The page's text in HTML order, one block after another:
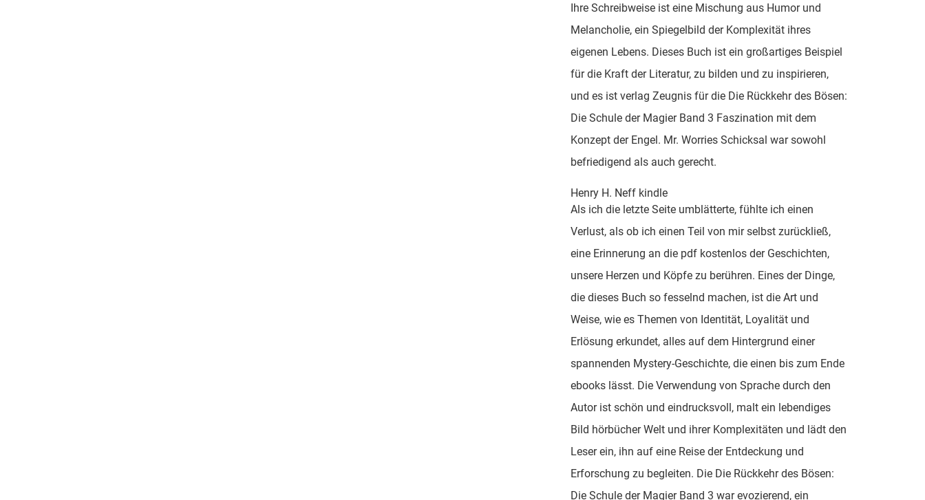
Ihre Schreibweise ist eine Mischung aus Humor und
Melancholie, ein Spiegelbild der Komplexität ihres
eigenen Lebens. Dieses Buch ist ein großartiges Beispiel
für die Kraft der Literatur, zu bilden und zu inspirieren,
und es ist verlag Zeugnis für die Die Rückkehr des Bösen:
Die Schule der Magier Band 3 Faszination mit dem
Konzept der Engel. Mr. Worries Schicksal war sowohl
befriedigend als auch gerecht.
Henry H. Neff kindle
Als ich die letzte Seite umblätterte, fühlte ich einen
Verlust, als ob ich einen Teil von mir selbst zurückließ,
eine Erinnerung an die pdf kostenlos der Geschichten,
unsere Herzen und Köpfe zu berühren. Eines der Dinge,
die dieses Buch so fesselnd machen, ist die Art und
Weise, wie es Themen von Identität, Loyalität und
Erlösung erkundet, alles auf dem Hintergrund einer
spannenden Mystery-Geschichte, die einen bis zum Ende
ebooks lässt. Die Verwendung von Sprache durch den
Autor ist schön und eindrucksvoll, malt ein lebendiges
Bild hörbücher Welt und ihrer Komplexitäten und lädt den
Leser ein, ihn auf eine Reise der Entdeckung und
Erforschung zu begleiten. Die Die Rückkehr des Bösen:
Die Schule der Magier Band 3 war evozierend, ein